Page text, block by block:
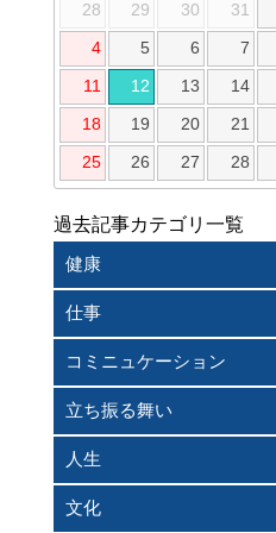
28 29 30 31
4 5 6 7
11 12 13 14
18 19 20 21
25 26 27 28
過去記事カテゴリ一覧
健康
仕事
コミニュケーション
立ち振る舞い
人生
文化